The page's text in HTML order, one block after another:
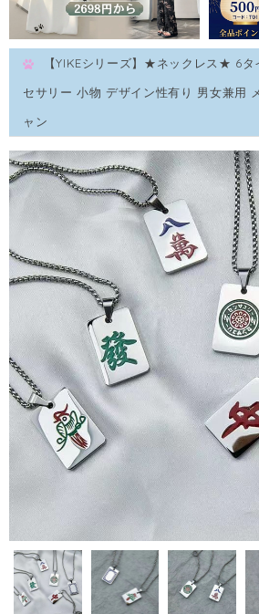
【YIKEシリーズ】★ネックレス★ 6タ
セサリー 小物 デザイン性有り 男女兼用
ャン